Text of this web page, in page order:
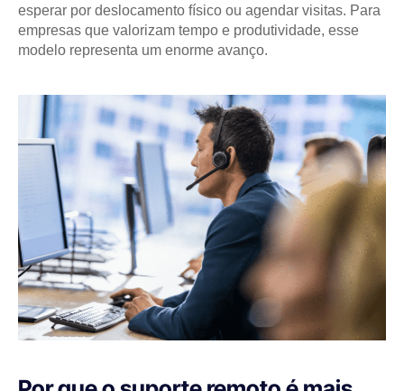
esperar por deslocamento físico ou agendar visitas. Para
empresas que valorizam tempo e produtividade, esse
modelo representa um enorme avanço.